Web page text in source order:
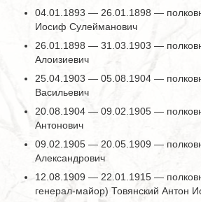
04.01.1893 — 26.01.1898 —
Иосиф Сулейманович
26.01.1898 — 31.03.1903 —
Алоизиевич
25.04.1903 — 05.08.1904 —
Васильевич
20.08.1904 — 09.02.1905 —
Антонович
09.02.1905 — 20.05.1909 —
Александрович
12.08.1909 — 22.01.1915 —
генерал-майор) Товянский Антон